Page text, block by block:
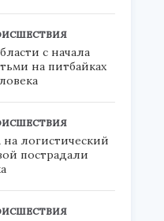
с начала
на питбайках
логистический
пострадали